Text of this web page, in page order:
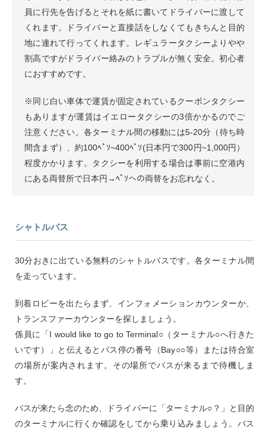
員に行先を告げるとそれを紙に書いてドライバーに渡して
くれます。ドライバーと直接話をしなくてもきちんと目的
地に連れて行ってくれます。レギュラータクシーよりやや
割高ですがドライバー絡みのトラブルが無く安全。初心者
におすすめです。
※同じ白い車体で運賃が固定されているクーポンタクシー
もありますが運賃はイエロータクシーの3倍かかるのでご
注意ください。各ターミナル間の移動には5-20分（待ち時
間含まず）、約100ﾍﾟｿ~400ﾍﾟｿ(日本円で300円~1,000円）
程度かかります。タクシーを利用する場合は事前に空港内
にある両替所で日本円→ﾍﾟｿへの両替をお忘れなく。
シャトルバス
30分おきに出ている無料のシャトルバスです。各ターミナル間
を走っています。
到着ロビーを出たらまず、インフォメーションカウンターか、
トランスファーカウンターを探しましょう。
係員に「I would like to go to Terminal○（ターミナル○へ行きた
いです）」と伝えるとバス停の番号（Bay○○等）または待合室
の場所が案内されます。その場所でバスが来るまで待機しま
す。
バスが来たら念のため、ドライバーに「ターミナル○？」と目的
のターミナルに行くか確認をしてから乗り込みましょう。バス